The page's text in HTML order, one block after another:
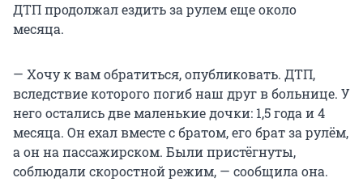
ДТП продолжал ездить за рулем еще около
месяца.
— Хочу к вам обратиться, опубликовать. ДТП,
вследствие которого погиб наш друг в больнице. У
него остались две маленькие дочки: 1,5 года и 4
месяца. Он ехал вместе с братом, его брат за рулём,
а он на пассажирском. Были пристёгнуты,
соблюдали скоростной режим, — сообщила она.